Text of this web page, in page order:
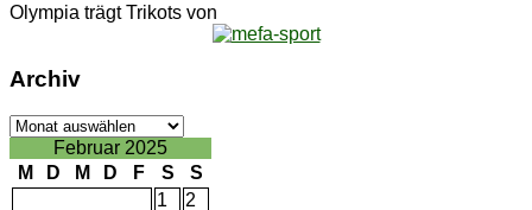
Olympia trägt Trikots von
Ar­chiv
Ar­
Februar 2025
M
D M D F S
S
1
2